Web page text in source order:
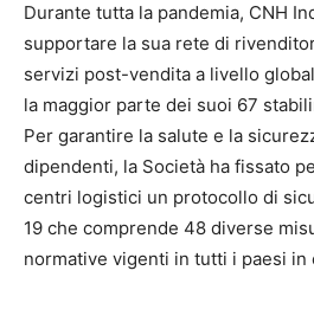
Durante tutta la pandemia, CNH
supportare la sua rete di
servizi post-vendita a livello
la maggior parte dei suoi 67
Per garantire la salute e la
dipendenti, la Società ha fissato
centri logistici un protocollo di
19 che comprende 48 diverse
normative vigenti in tutti i paesi in